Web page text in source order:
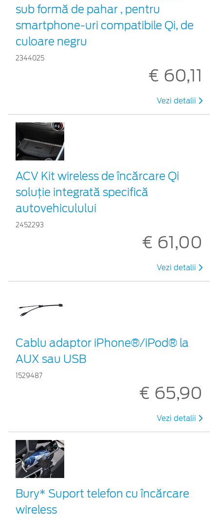
sub formă de pahar , pentru
smartphone-uri compatibile Qi, de
culoare negru
2344025
€ 60,11
Vezi detalii
ACV Kit wireless de încărcare Qi
soluție integrată specifică
autovehiculului
2452293
€ 61,00
Vezi detalii
Cablu adaptor iPhone®/iPod® la
AUX sau USB
1529487
€ 65,90
Vezi detalii
Bury* Suport telefon cu încărcare
wireless